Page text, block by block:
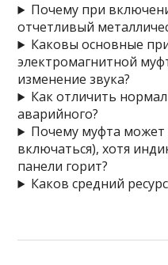
Почему при
отчетливый
Каковы основные
электромагнитной
изменение звука?
Как отличить
аварийного?
Почему муфта может
включаться), хотя
панели горит?
Каков средний